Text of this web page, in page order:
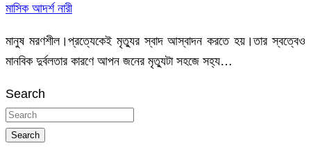
মাসিক আদর্শ নারী
মানুষ মরণশীল।প্রত্যেকেই মৃত্যুর স্বাদ আস্বাদন করতে হয়।তার স্বত্বেও
মানবিক দুর্বলতার কারণে আপন জনের মৃত্যুটা সহজে সহ্য…
Search
Search